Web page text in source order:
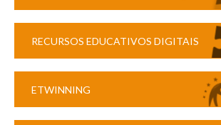
RECURSOS EDUCATIVOS DIGITAIS
ETWINNING